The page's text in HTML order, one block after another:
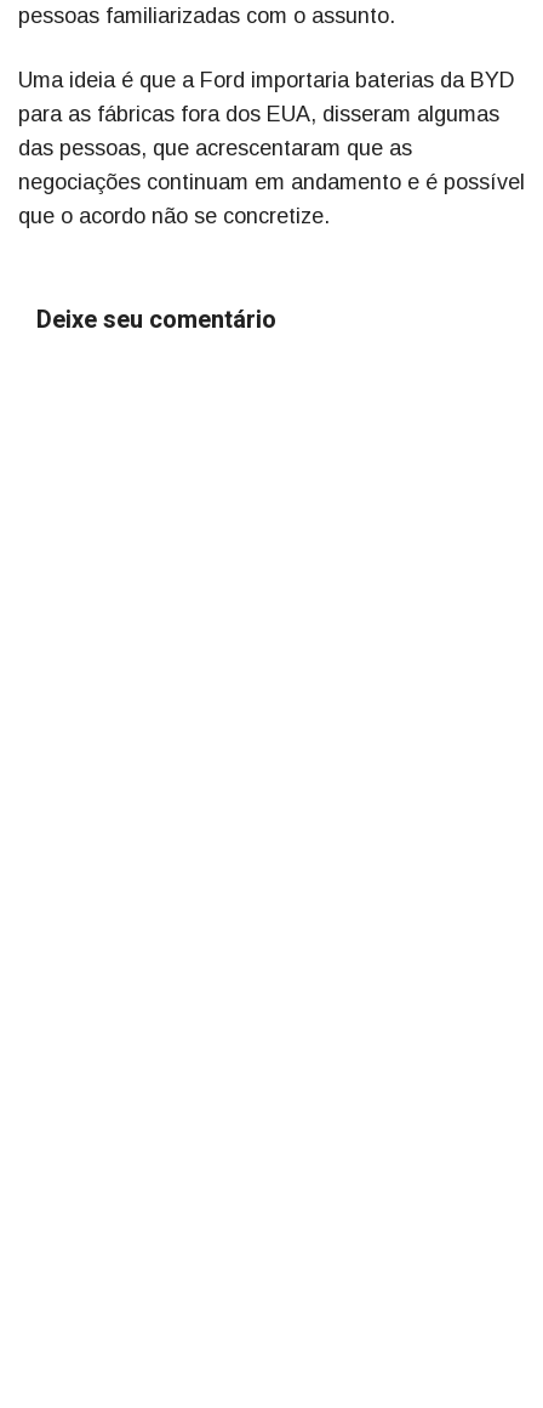
pessoas familiarizadas com o assunto.
Uma ideia é que a Ford importaria baterias da BYD
para as fábricas fora dos EUA, disseram algumas
das pessoas, que acrescentaram que as
negociações continuam em andamento e é possível
que o acordo não se concretize.
Deixe seu comentário